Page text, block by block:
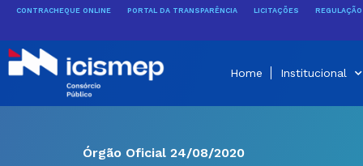
conteúdo
CONTRACHEQUE ONLINE PORTAL DA TRANSPARÊNCIA LICITAÇÕES
Home Institucional
Órgão Oficial 24/08/2020